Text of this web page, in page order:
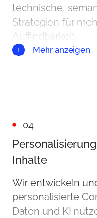
technische,
Strategien für
Auffindbarkeit.
Mehr anzeigen
04
Inhalte
Wir entwickeln
personalisierte
Daten und KI